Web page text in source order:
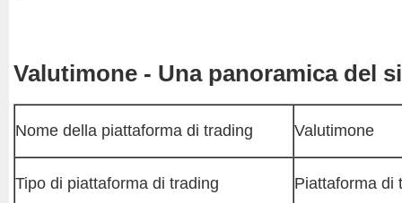
Valutimone - Una panoramica del
Nome della piattaforma di trading Valutimone
Tipo di piattaforma di trading Piattaforma di